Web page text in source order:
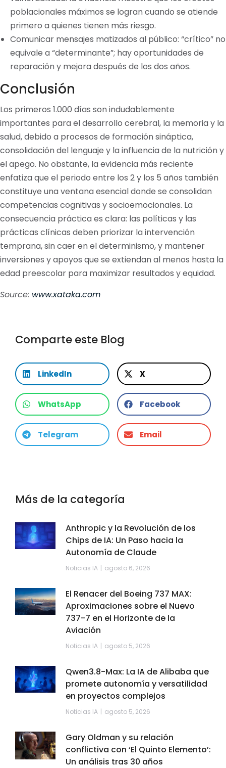
poblacionales máximos se logran cuando se atiende
primero a quienes tienen más riesgo.
Comunicar mensajes matizados al público: “crítico” no
equivale a “determinante”; hay oportunidades de
reparación y mejora después de los dos años.
Conclusión
Los primeros 1.000 días son indudablemente
importantes para el desarrollo cerebral, la memoria y la
salud, debido a procesos de formación sináptica,
consolidación del lenguaje y la influencia de la nutrición y
el apego. No obstante, la evidencia más reciente
enfatiza que el periodo entre los 2 y los 5 años también
constituye una ventana esencial donde se consolidan
competencias cognitivas y socioemocionales. La
consecuencia práctica es clara: las políticas y las
prácticas clínicas deben priorizar la intervención
temprana, sin caer en el determinismo, y mantener
inversiones y apoyos que se extiendan al menos hasta la
edad preescolar para maximizar resultados y equidad.
Source: www.xataka.com
Comparte este Blog
LinkedIn X
WhatsApp Facebook
Telegram Email
Más de la categoría
Anthropic y la Revolución de los
Chips de IA: Un Paso hacia la
Autonomía de Claude
Noticias IA agosto 6, 2026
El Renacer del Boeing 737 MAX:
Aproximaciones sobre el Nuevo
737-7 en el Horizonte de la
Aviación
Noticias IA agosto 5, 2026
Qwen3.8-Max: La IA de Alibaba que
promete autonomía y versatilidad
en proyectos complejos
Noticias IA agosto 5, 2026
Gary Oldman y su relación
conflictiva con ‘El Quinto Elemento’:
Un análisis tras 30 años